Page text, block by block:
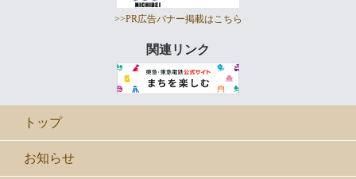
>>PR広告バナー掲載はこちら
関連リンク
トップ
お知らせ